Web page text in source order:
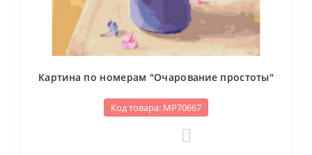
Картина по номерам "Очарование простоты"
Код товара: МР70667